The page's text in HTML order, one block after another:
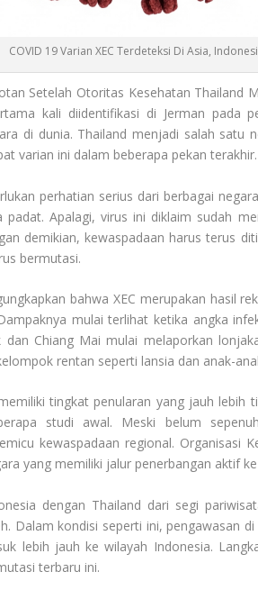
COVID 19 Varian XEC Terdeteksi Di Asia,
Setelah Otoritas Kesehatan Thailand
kali diidentifikasi di Jerman pada
di dunia. Thailand menjadi salah satu
varian ini dalam beberapa pekan terakhir.
perhatian serius dari berbagai
Apalagi, virus ini diklaim sudah
demikian, kewaspadaan harus terus
bermutasi.
bahwa XEC merupakan hasil
mulai terlihat ketika angka
Chiang Mai mulai melaporkan
rentan seperti lansia dan anak-
tingkat penularan yang jauh lebih
studi awal. Meski belum
kewaspadaan regional. Organisasi
yang memiliki jalur penerbangan aktif
dengan Thailand dari segi
Dalam kondisi seperti ini, pengawasan
lebih jauh ke wilayah Indonesia.
terbaru ini.